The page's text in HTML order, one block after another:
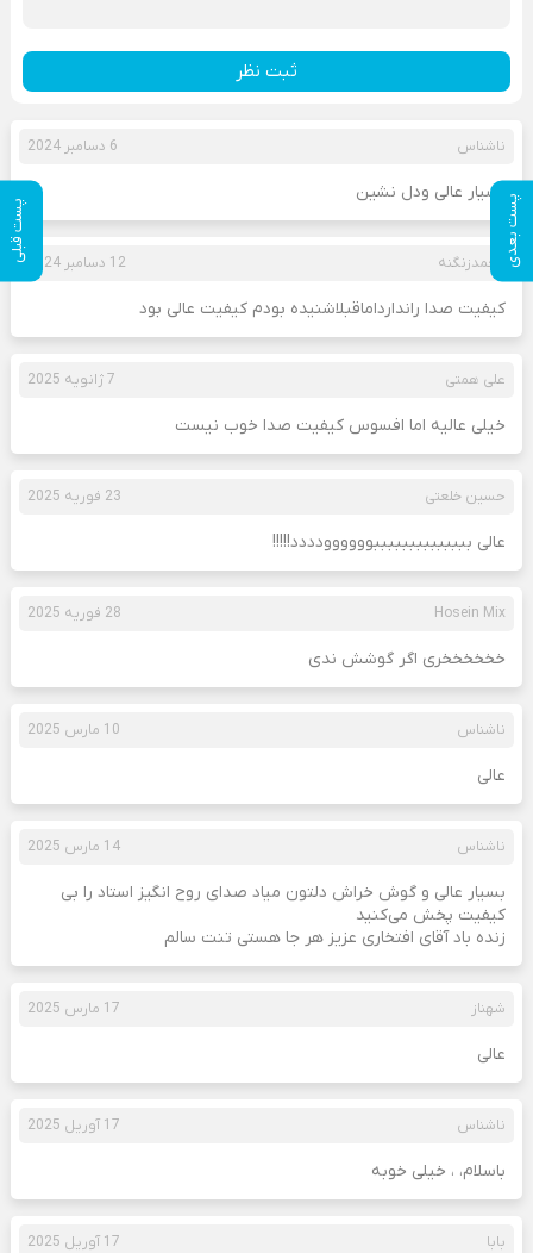
پست بعدی پست قبلی
ثبت نظر
ناشناس 6 دسامبر 2024
بسیار عالی ودل نشین
محمدزنگنه 12 دسامبر 2024
کیفیت صدا راندارداماقبلاشنیده بودم کیفیت عالی بود
علی همتی 7 ژانویه 2025
خیلی عالیه اما افسوس کیفیت صدا خوب نیست
حسین خلعتی 23 فوریه 2025
عالی ببببببببببببببوووووودددد!!!!!
Hosein Mix 28 فوریه 2025
خخخخخخری اگر گوشش ندی
ناشناس 10 مارس 2025
عالی
ناشناس 14 مارس 2025
بسیار عالی و گوش خراش دلتون میاد صدای روح انگیز استاد را بی
کیفیت پخش می‌کنید
زنده باد آقای افتخاری عزیز هر جا هستی تنت سالم
شهناز 17 مارس 2025
عالی
ناشناس 17 آوریل 2025
باسلام، ، خیلی خوبه
بابا 17 آوریل 2025